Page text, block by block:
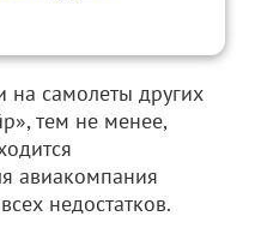
на самолеты других
тем не менее,
авиакомпания
недостатков.